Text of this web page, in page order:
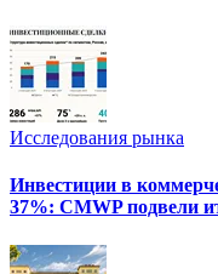
Исследования рынка
Инвестиции в
37%: CMWP подвели